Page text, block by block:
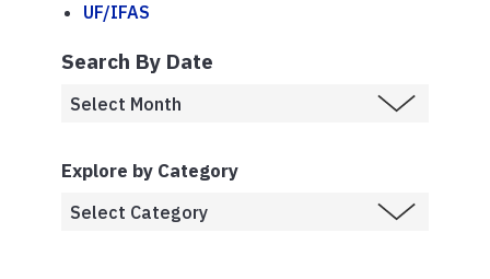
UF/IFAS
Search By Date
Explore by Category